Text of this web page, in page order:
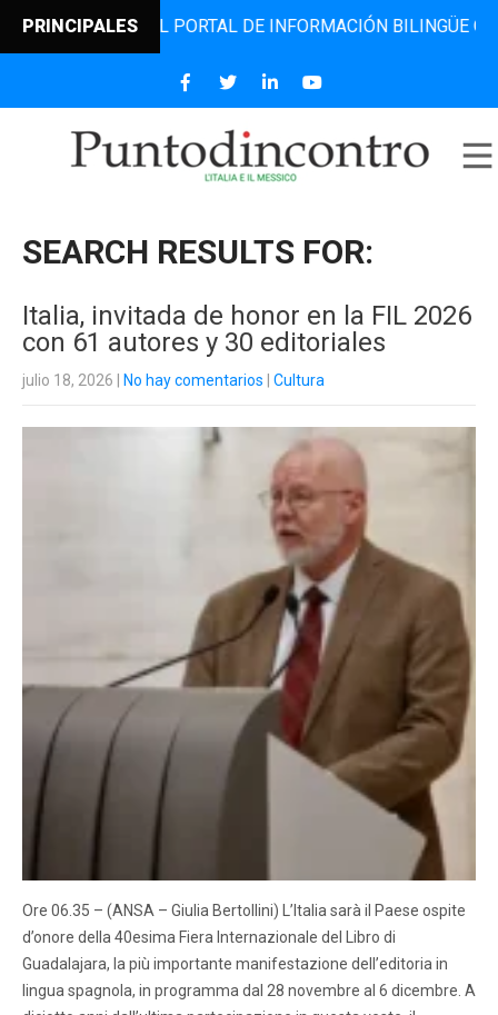
PRINCIPALES
EL PORTAL DE INFORMACIÓN BILINGÜE QUE DESDE 2006
SEARCH RESULTS FOR:
Italia, invitada de honor en la FIL 2026
con 61 autores y 30 editoriales
julio 18, 2026 No hay comentarios Cultura
Ore 06.35 – (ANSA – Giulia Bertollini) L’Italia sarà il Paese ospite
d’onore della 40esima Fiera Internazionale del Libro di
Guadalajara, la più importante manifestazione dell’editoria in
lingua spagnola, in programma dal 28 novembre al 6 dicembre. A